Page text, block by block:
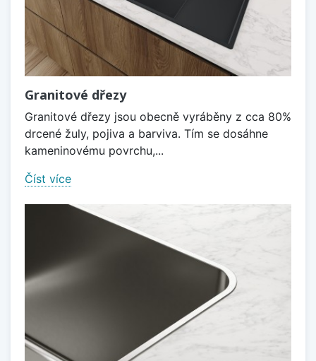
Granitové dřezy
Granitové dřezy jsou obecně vyráběny z cca 80%
drcené žuly, pojiva a barviva. Tím se dosáhne
kameninovému povrchu,...
Číst více